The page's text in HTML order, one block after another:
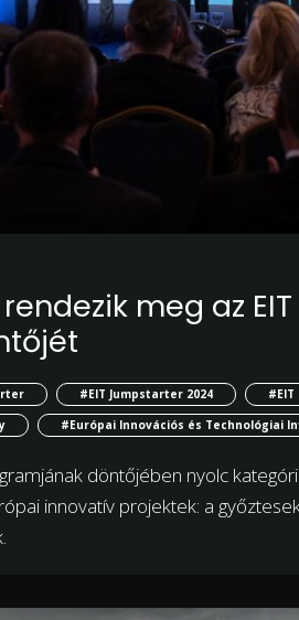
meg az
#EIT Jumpstarter 2024
#Európai Innovációs és Technológiai
döntőjében nyolc
innovatív projektek: a